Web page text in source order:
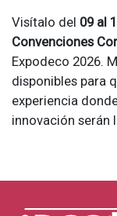
Visítalo del 09 al
Convenciones
Expodeco 2026.
disponibles para
experiencia
innovación serán